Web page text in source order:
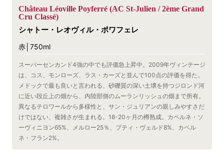
Château Léoville Poyferré (AC St-Julien / 2ème Grand
Cru Classé)
シャトー・レオヴィル・ポワフェレ
赤│750ml
スーパーセンカンド4強の中でも評価急上昇中。2009年ヴィンテージ
は、コス、モンローズ、ラス・カーズと並んで100点の評価を得た。
メドックで最も良いと言われる、砂礫質の深い土壌を持つジロンド河
に近い段丘上の畑から、内陸部側のムーランリッシュの畑まで所有。
異なるテロワールから多様性と、サン・ジュリアンの親しみやすさだ
けではない、複雑さが生まれる。18-20ヶ月の樽熟成。カベルネ・ソ
ーヴィニヨン65%、メルロー25％、プティ・ヴェルド8%、カベル
ネ・フラン2%。